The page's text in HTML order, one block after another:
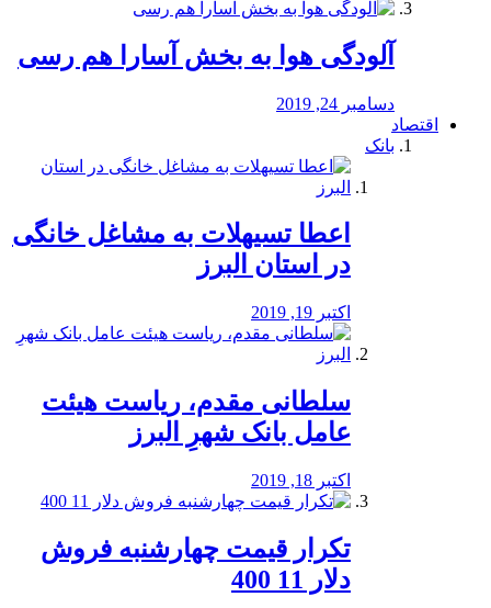
آلودگی هوا به بخش آسارا هم رسی
دسامبر 24, 2019
اقتصاد
بانک
️اعطا تسیهلات به مشاغل خانگی
در استان البرز
اکتبر 19, 2019
سلطانی مقدم، ریاست هیئت
عامل بانک شهرِ البرز
اکتبر 18, 2019
تکرار قیمت چهارشنبه فروش
دلار 11 400